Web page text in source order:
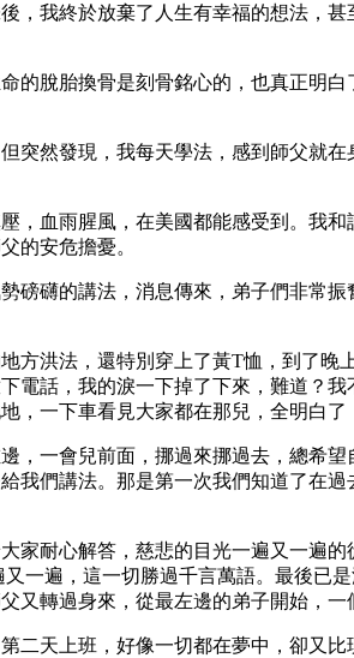
，我終於放棄了人生有幸福的想法，
的脫胎換骨是刻骨銘心的，也真正明
突然發現，我每天學法，感到師父就
，血雨腥風，在美國都能感受到。我
的安危擔憂。
磅礴的講法，消息傳來，弟子們非常
方洪法，還特別穿上了黃T恤，到了
電話，我的淚一下掉了下來，難道？
一下車看見大家都在那兒，全明白了
，一會兒前面，挪過來挪過去，總希
我們講法。那是第一次我們知道了在
家耐心解答，慈悲的目光一遍又一遍
一遍，這一切勝過千言萬語。最後已
轉過身來，從最左邊的弟子開始，一
二天上班，好像一切都在夢中，卻又